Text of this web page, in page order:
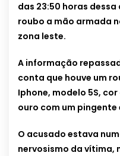
das 23:50 horas
roubo a mão armada
zona leste.
A informação
conta que houve um
Iphone, modelo 5S,
ouro com um pingente
O acusado estava
nervosismo da vítima,